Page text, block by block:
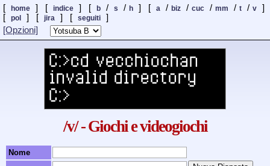
[ home ] [ indice ] [ b / s / h ] [ a / biz / cuc / mm / t / v
]
[
pol ] [ jira ] [ seguiti
]
[Opzioni]
/v/ - Giochi e videogiochi
Nome